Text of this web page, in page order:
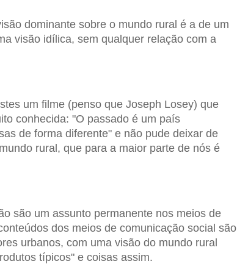
dominante sobre o mundo rural é a de um
visão idílica, sem qualquer relação com a
um filme (penso que Joseph Losey) que
conhecida: "O passado é um país
de forma diferente" e não pude deixar de
rural, que para a maior parte de nós é
são um assunto permanente nos meios de
dos meios de comunicação social são
urbanos, com uma visão do mundo rural
típicos" e coisas assim.